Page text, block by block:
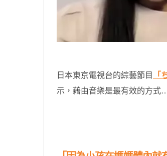
日本東京電視台的綜藝節目 「
示，藉由音樂是最有效的方